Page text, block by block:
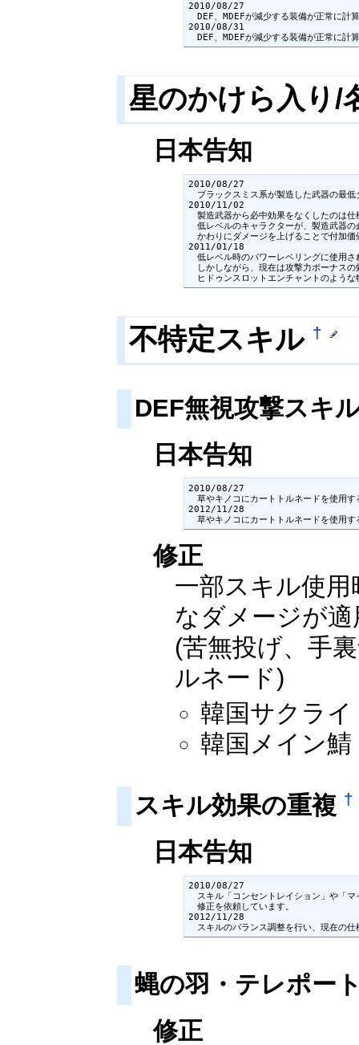
2010/08/27
DEF、MDEFが減少する装備が正常に計
2010/08/31
DEF、MDEFが減少する装備が正常に計
星のかけら入り/
日本告知
2010/08/27
ブラックスミス系が製造した武器の最低
2010/11/02
製造武器から必中効果をなくしたのは仕
低レベルのキャラクターが、製造武器の
かわりにダメージを上げることで付加価
2011/01/18
低レベル時のパワーレベリングに使用さ
しかしながら、現在は攻撃力ボーナスの
ヒドゥンスロットエンチャントのような
不特定スキル †
DEF無視攻撃スキ
日本告知
2010/08/27
草やキノコにカートトルネードを使用す
2012/11/28
草やキノコにカートトルネードを使用す
修正
一部スキル使
なダメージが
(苦無投げ、手
ルネード)
韓国サクライ
韓国メイン鯖
スキル効果の重複 †
日本告知
2010/08/27
スキル「コンセントレイション」や「マ
修正を依頼しています。
2012/11/28
スキルのバランス調整を行い、現在の仕
蝿の羽・テレポー
修正